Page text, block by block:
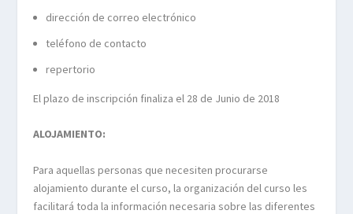
dirección de correo electrónico
teléfono de contacto
repertorio
El plazo de inscripción finaliza el 28 de Junio de 2018
ALOJAMIENTO:
Para aquellas personas que necesiten procurarse
alojamiento durante el curso, la organización del curso les
facilitará toda la información necesaria sobre las diferentes